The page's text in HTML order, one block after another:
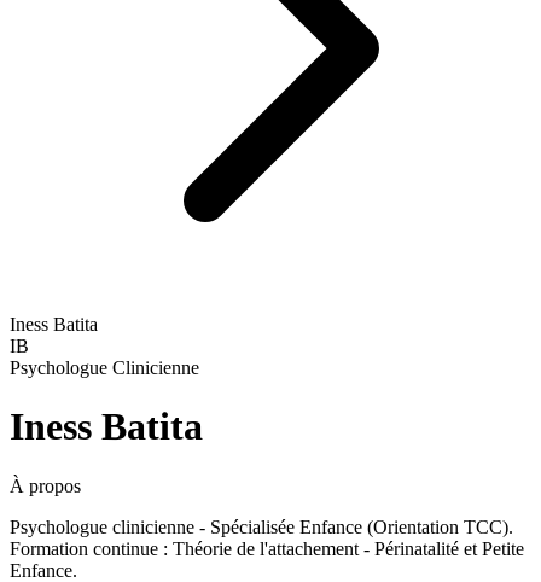
Iness Batita
IB
Psychologue Clinicienne
Iness Batita
À propos
Psychologue clinicienne - Spécialisée Enfance (Orientation TCC).
Formation continue : Théorie de l'attachement - Périnatalité et Petite
Enfance.